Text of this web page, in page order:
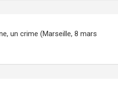
un crime (Marseille, 8 mars